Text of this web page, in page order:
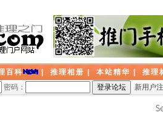
百科 推理相册 本站精华 推理
密码： 新用户